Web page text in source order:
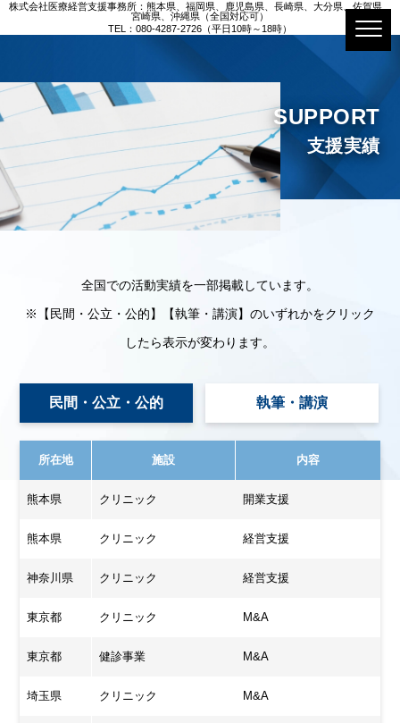
株式会社医療経営支援事務所：熊本県、福岡県、鹿児島県、長崎県、大分県、佐賀県、
宮崎県、沖縄県（全国対応可）
TEL：080-4287-2726（平日10時～18時）
SUPPORT
支援実績
全国での活動実績を一部掲載しています。
※【民間・公立・公的】【執筆・講演】のいずれかをクリック
したら表示が変わります。
民間・公立・公的 執筆・講演
所在地 施設 内容
熊本県 クリニック 開業支援
熊本県 クリニック 経営支援
神奈川県 クリニック 経営支援
東京都 クリニック M&A
東京都 健診事業 M&A
埼玉県 クリニック M&A